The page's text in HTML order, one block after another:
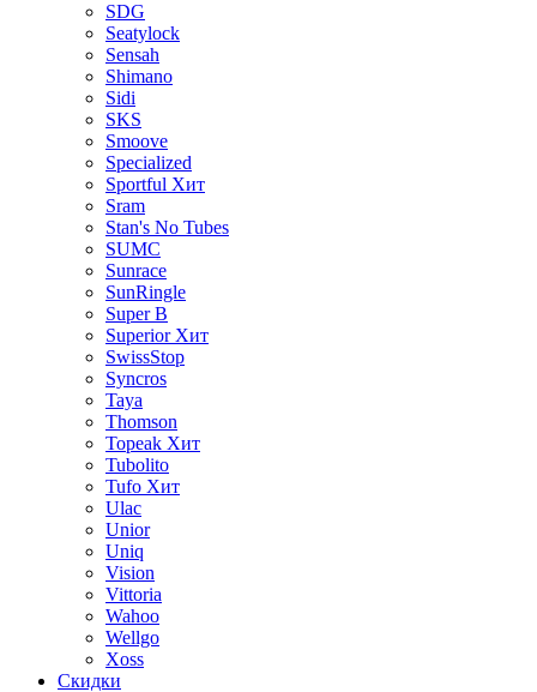
SDG
Seatylock
Sensah
Shimano
Sidi
SKS
Smoove
Specialized
Sportful Хит
Sram
Stan's No Tubes
SUMC
Sunrace
SunRingle
Super B
Superior Хит
SwissStop
Syncros
Taya
Thomson
Topeak Хит
Tubolito
Tufo Хит
Ulac
Unior
Uniq
Vision
Vittoria
Wahoo
Wellgo
Xoss
Скидки